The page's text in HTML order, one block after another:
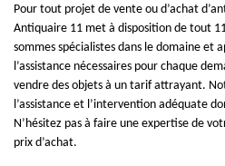
Pour tout projet de vente ou d’achat
Antiquaire 11 met à disposition de tout
sommes spécialistes dans le domaine et
l’assistance nécessaires pour chaque
vendre des objets à un tarif attrayant.
l’assistance et l’intervention adéquate
N’hésitez pas à faire une expertise de
prix d’achat.